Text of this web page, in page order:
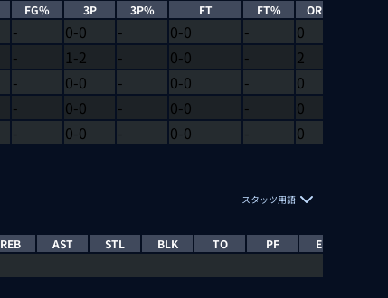
FG% 3P 3P% FT FT% OREB
- 0-0 - 0-0 - 0
- 1-2 - 0-0 - 2
- 0-0 - 0-0 - 0
- 0-0 - 0-0 - 0
- 0-0 - 0-0 - 0
スタッツ用語
REB AST STL BLK TO PF EFF